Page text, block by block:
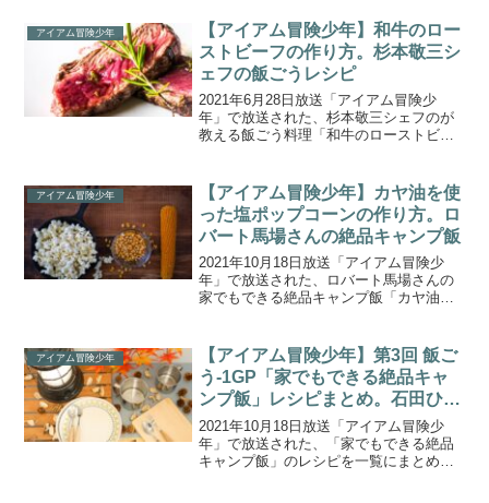
んVS全力戦士セシタマンさんが、『飯ご
う神』の称号...
アイアム冒険少年
【アイアム冒険少年】和牛のロー
ストビーフの作り方。杉本敬三シ
ェフの飯ごうレシピ
2021年6月28日放送「アイアム冒険少
年」で放送された、杉本敬三シェフのが
教える飯ごう料理「和牛のローストビー
ャイン池崎さんVS全力戦士セシタマンさ
んが、『飯ご...
アイアム冒険少年
【アイアム冒険少年】カヤ油を使
った塩ポップコーンの作り方。ロ
バート馬場さんの絶品キャンプ飯
2021年10月18日放送「アイアム冒険少
年」で放送された、ロバート馬場さんの
家でもできる絶品キャンプ飯「カヤ油を
める戦い『第３回飯ごう-１GP』！三代
目『飯ごう神...
アイアム冒険少年
【アイアム冒険少年】第3回 飯ご
う-1GP「家でもできる絶品キャ
ンプ飯」レシピまとめ。石田ひか
り＆志田彩良,ロバート馬場,サン
シャイン池崎が対決!
2021年10月18日放送「アイアム冒険少
年」で放送された、「家でもできる絶品
キャンプ飯」のレシピを一覧にまとめま